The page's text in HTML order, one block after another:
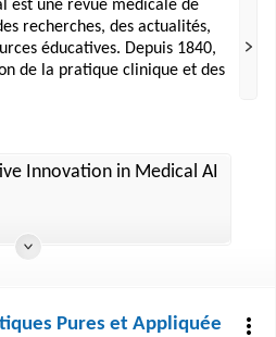
est une revue médicale de
recherches, des actualités,
éducatives. Depuis 1840,
de la pratique clinique et des
Innovation in Medical AI
Pures et Appliquée